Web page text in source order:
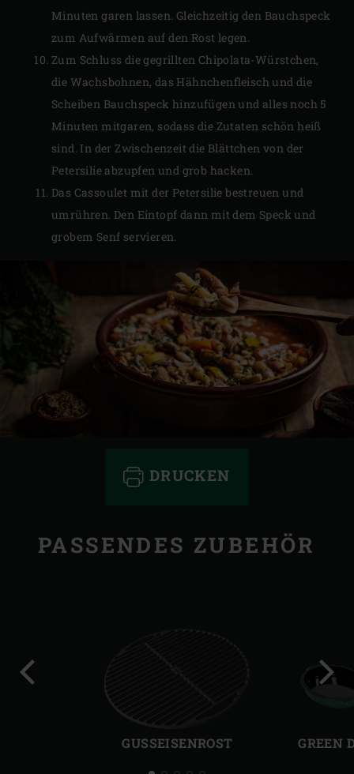
Minuten garen lassen. Gleichzeitig den Bauchspeck
zum Aufwärmen auf den Rost legen.
Zum Schluss die gegrillten Chipolata-Würstchen,
die Wachsbohnen, das Hähnchenfleisch und die
Scheiben Bauchspeck hinzufügen und alles noch 5
Minuten mitgaren, sodass die Zutaten schön heiß
sind. In der Zwischenzeit die Blättchen von der
Petersilie abzupfen und grob hacken.
Das Cassoulet mit der Petersilie bestreuen und
umrühren. Den Eintopf dann mit dem Speck und
grobem Senf servieren.
DRUCKEN
PASSENDES ZUBEHÖR
GUSSEISENROST GREEN